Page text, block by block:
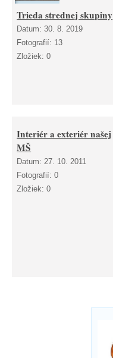
Trieda strednej skupiny
Datum:30. 8. 2019
Fotografií: 13
Zložiek:0
Interiér a exteriér našej
MŠ
Datum:27. 10. 2011
Fotografií:0
Zložiek:0